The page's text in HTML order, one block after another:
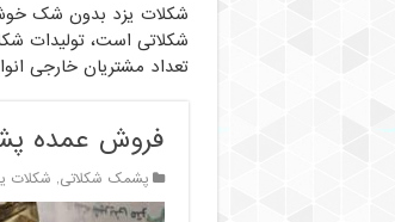
شکلات یزد بدون شک
شکلاتی است، تولیدات
تعداد مشتریان خارجی
فروش عمده
پشمک شکلاتی, شکلات